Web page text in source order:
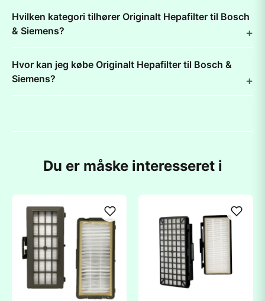
Hvilken kategori tilhører Originalt Hepafilter til Bosch
& Siemens?
Hvor kan jeg købe Originalt Hepafilter til Bosch &
Siemens?
Du er måske interesseret i